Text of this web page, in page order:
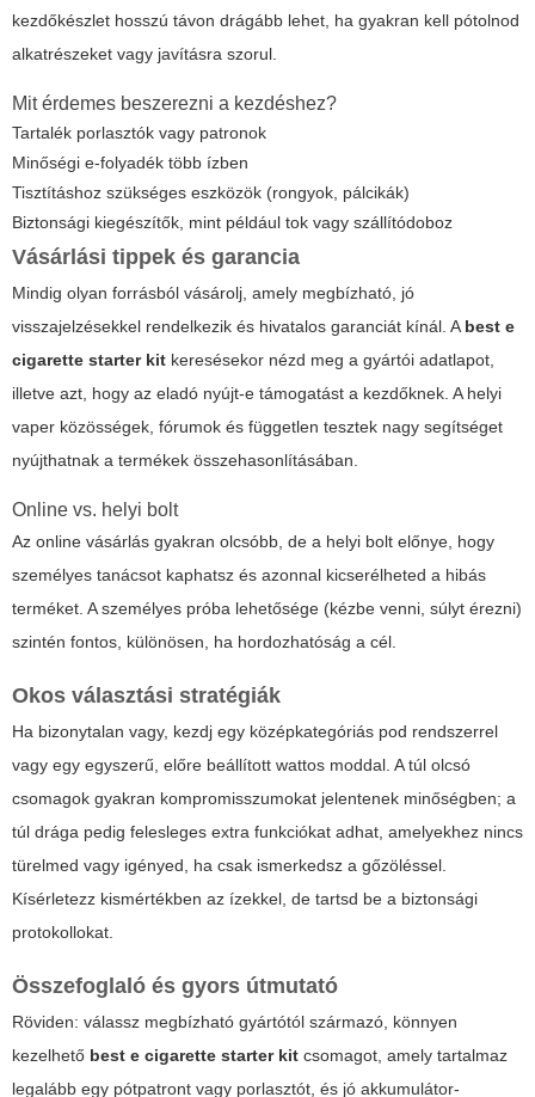
kezdőkészlet hosszú távon drágább lehet, ha gyakran kell pótolnod
alkatrészeket vagy javításra szorul.
Mit érdemes beszerezni a kezdéshez?
Tartalék porlasztók vagy patronok
Minőségi e-folyadék több ízben
Tisztításhoz szükséges eszközök (rongyok, pálcikák)
Biztonsági kiegészítők, mint például tok vagy szállítódoboz
Vásárlási tippek és garancia
Mindig olyan forrásból vásárolj, amely megbízható, jó
visszajelzésekkel rendelkezik és hivatalos garanciát kínál. Abest e
cigarette starter kit keresésekor nézd meg a gyártói adatlapot,
illetve azt, hogy az eladó nyújt-e támogatást a kezdőknek. A helyi
vaper közösségek, fórumok és független tesztek nagy segítséget
nyújthatnak a termékek összehasonlításában.
Online vs. helyi bolt
Az online vásárlás gyakran olcsóbb, de a helyi bolt előnye, hogy
személyes tanácsot kaphatsz és azonnal kicserélheted a hibás
terméket. A személyes próba lehetősége (kézbe venni, súlyt érezni)
szintén fontos, különösen, ha hordozhatóság a cél.
Okos választási stratégiák
Ha bizonytalan vagy, kezdj egy középkategóriás pod rendszerrel
vagy egy egyszerű, előre beállított wattos moddal. A túl olcsó
csomagok gyakran kompromisszumokat jelentenek minőségben; a
túl drága pedig felesleges extra funkciókat adhat, amelyekhez nincs
türelmed vagy igényed, ha csak ismerkedsz a gőzöléssel.
Kísérletezz kismértékben az ízekkel, de tartsd be a biztonsági
protokollokat.
Összefoglaló és gyors útmutató
Röviden: válassz megbízható gyártótól származó, könnyen
kezelhető best e cigarette starter kit csomagot, amely tartalmaz
legalább egy pótpatront vagy porlasztót, és jó akkumulátor-